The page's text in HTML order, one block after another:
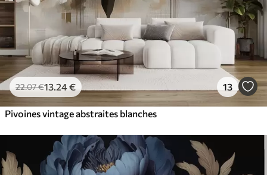
22.07€13 .24€ 13
Pivoines vintage abstraites blanches